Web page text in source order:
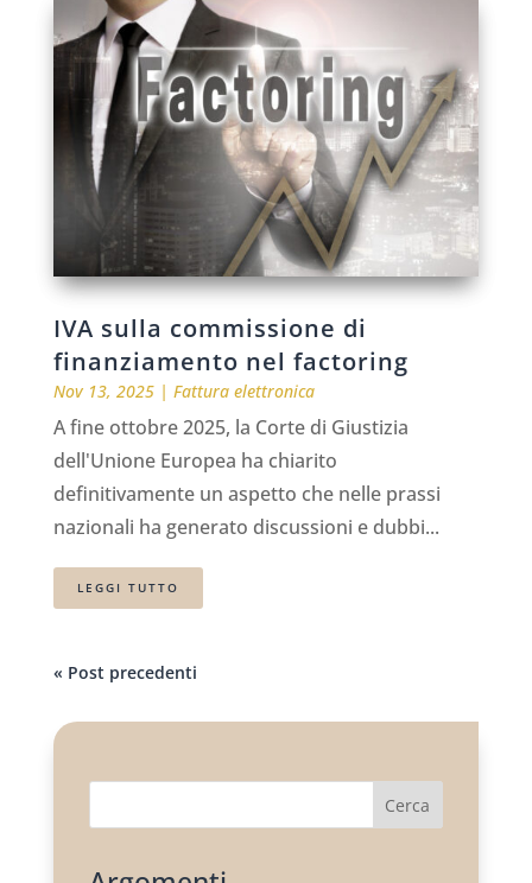
IVA sulla commissione di
finanziamento nel factoring
Nov 13, 2025| Fattura elettronica
A fine ottobre 2025, la Corte di Giustizia
dell'Unione Europea ha chiarito
definitivamente un aspetto che nelle prassi
nazionali ha generato discussioni e dubbi...
LEGGI TUTTO
« Post precedenti
Cerca